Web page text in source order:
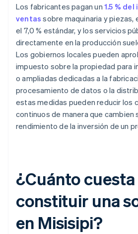
Los fabricantes pagan un 1.5 %
ventas sobre maquinaria y piezas,
el 7,0 % estándar, y los servicios
directamente en la producción
Los gobiernos locales pueden
impuesto sobre la propiedad para
o ampliadas dedicadas a la
procesamiento de datos o la
estas medidas pueden reducir los
continuos de manera que cambien
rendimiento de la inversión de un
¿Cuánto cuesta
constituir una
en Misisipi?